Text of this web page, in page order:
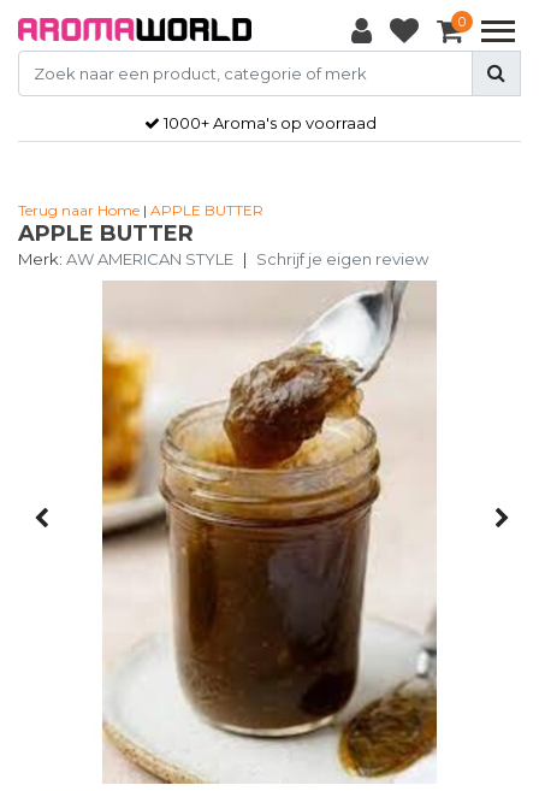
0
1000+ Aroma's op voorraad
Terug naar Home | APPLE BUTTER
APPLE BUTTER
Merk: AW AMERICAN STYLE | Schrijf je eigen review